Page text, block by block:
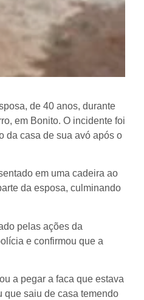
de 40 anos, durante
em Bonito. O incidente foi
da casa de sua avó após o
em uma cadeira ao
da esposa, culminando
pelas ações da
e confirmou que a
a pegar a faca que estava
que saiu de casa temendo